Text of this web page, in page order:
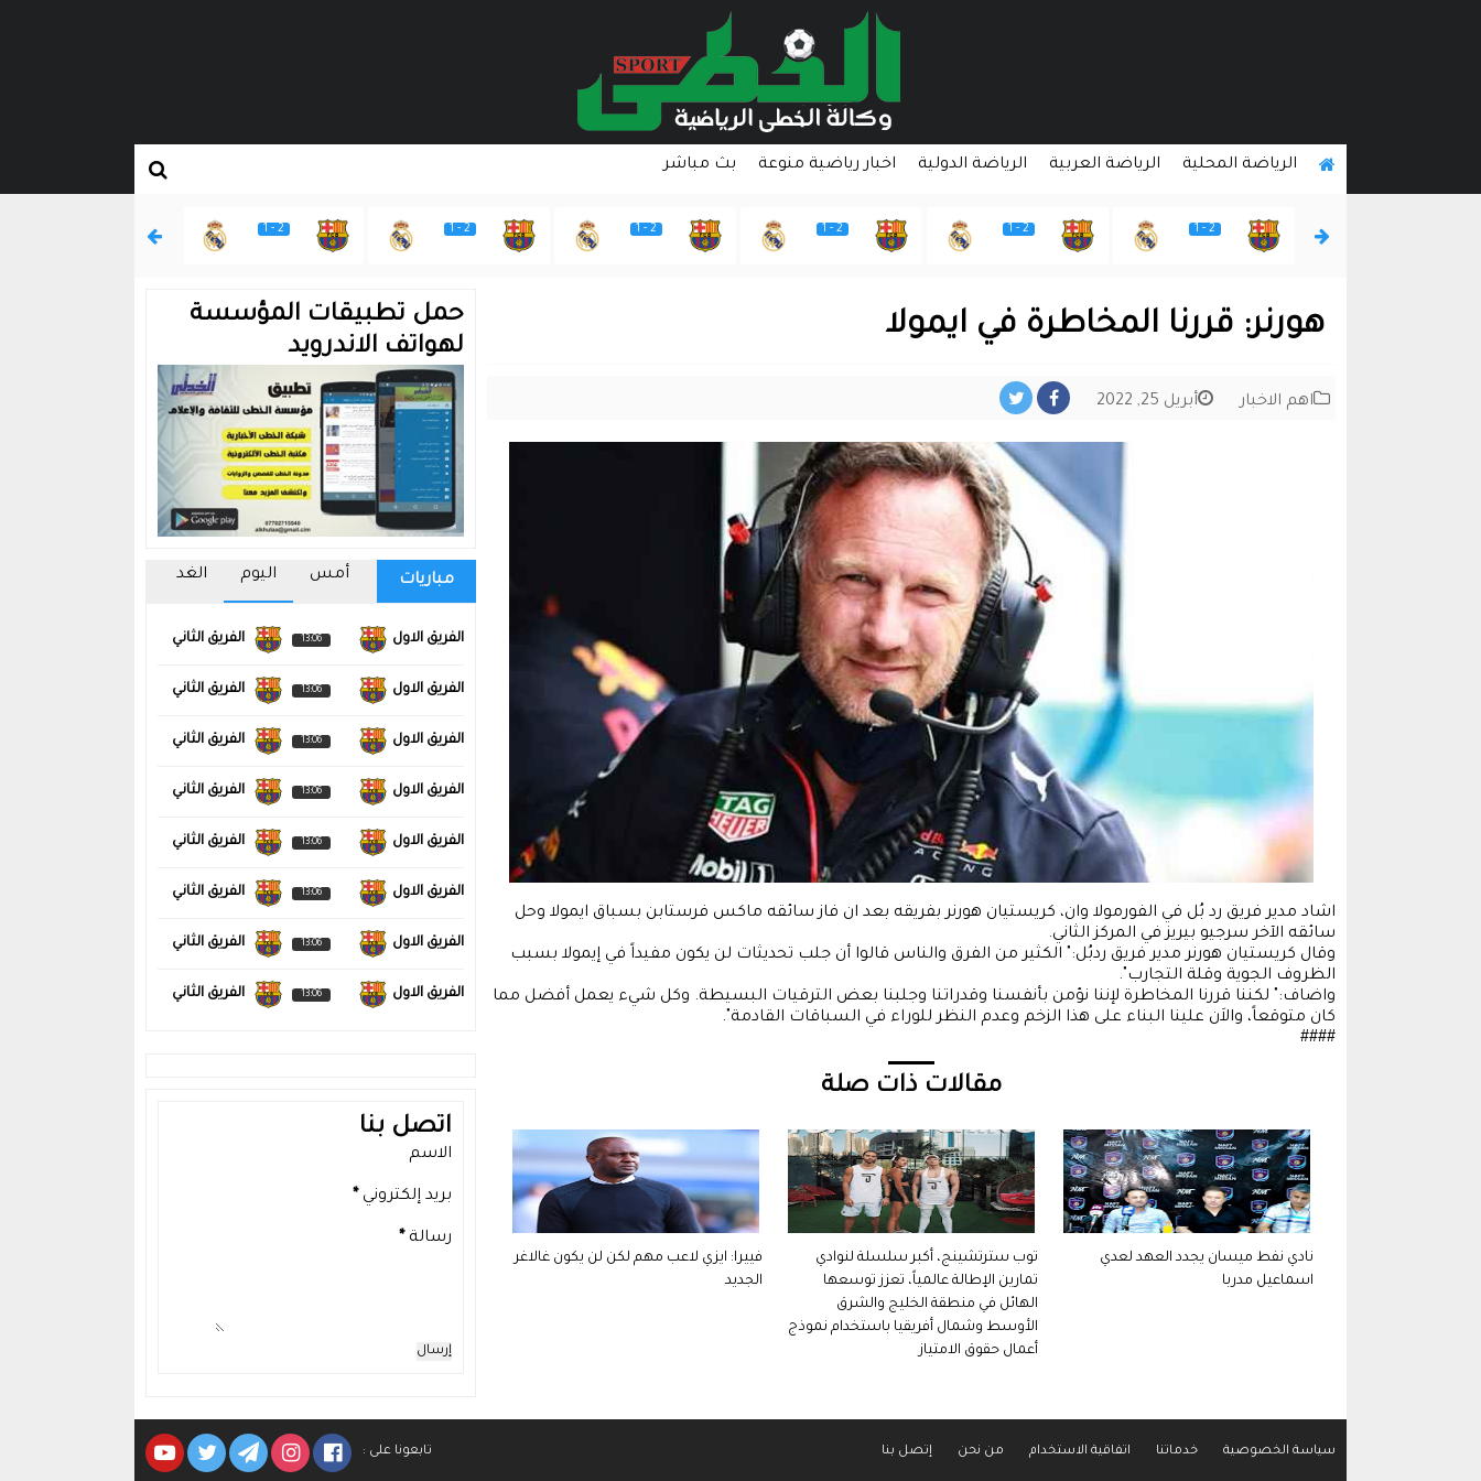
الرياضة المحلية الرياضة العربية الرياضة الدولية اخبار رياضية منوعة بث مباشر
2 - 1
2 - 1
2 - 1
2 - 1
2 - 1
2 - 1
هورنر: قررنا المخاطرة في ايمولا
اهم الاخبار أبريل 25, 2022
اشاد مدير فريق ​رد بُل​ في ال​فورمولا وان​، ​​كريستيان هورنر​​ بفريقه بعد ان فاز سائقه ​ماكس فرستابن​ بسباق ​ايمولا​ وحل
سائقه الآخر ​سرجيو بيريز​ في المركز الثاني.
وقال كريستيان هورنر مدير فريق ردبُل:" الكثير من الفرق والناس قالوا أن جلب تحديثات لن يكون مفيداً في إيمولا بسبب
الظروف الجوية وقلة التجارب".
واضاف:" لكننا قررنا المخاطرة لإننا نؤمن بأنفسنا وقدراتنا وجلبنا بعض الترقيات البسيطة. وكل شيء يعمل أفضل مما
كان متوقعاً، والاَن علينا البناء على هذا الزخم وعدم النظر للوراء في السباقات القادمة".
####
مقالات ذات صلة
نادي نفط ميسان يجدد العهد لعدي
اسماعيل مدربا
توب سترتشينج، أكبر سلسلة لنوادي
تمارين الإطالة عالمياً، تعزز توسعها
الهائل في منطقة الخليج والشرق
الأوسط وشمال أفريقيا باستخدام نموذج
أعمال حقوق الامتياز
فييرا: ايزي لاعب مهم لكن لن يكون غالاغر
الجديد
حمل تطبيقات المؤسسة
لهواتف الاندرويد
مباريات أمس اليوم الغد
الفريق الاول 13:06 الفريق الثاني
الفريق الاول 13:06 الفريق الثاني
الفريق الاول 13:06 الفريق الثاني
الفريق الاول 13:06 الفريق الثاني
الفريق الاول 13:06 الفريق الثاني
الفريق الاول 13:06 الفريق الثاني
الفريق الاول 13:06 الفريق الثاني
الفريق الاول 13:06 الفريق الثاني
اتصل بنا
الاسم
بريد إلكتروني *
رسالة *
سياسة الخصوصية خدماتنا اتفاقية الاستخدام من نحن إتصل بنا تابعونا على :